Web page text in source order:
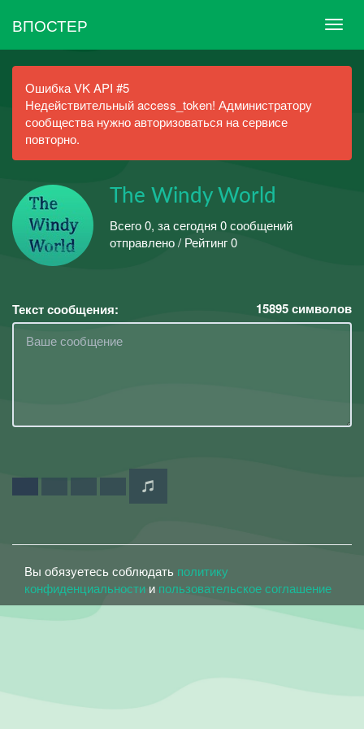
ВПОСТЕР
Ошибка VK API #5
Недействительный access_token! Администратору
сообщества нужно авторизоваться на сервисе
повторно.
The Windy World
Всего 0, за сегодня 0 сообщений
отправлено / Рейтинг 0
Текст сообщения: 15895символов
Вы обязуетесь соблюдать политику
конфиденциальности и пользовательское соглашение